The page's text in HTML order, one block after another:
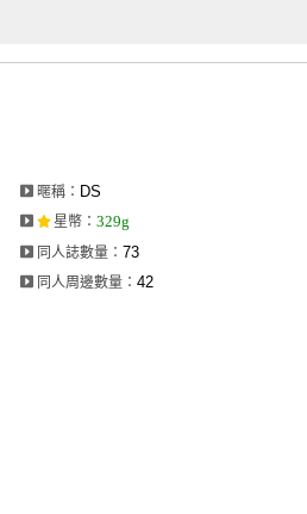
暱稱： DS
星幣 ： 329g
同人誌數量： 73
同人周邊數量： 42